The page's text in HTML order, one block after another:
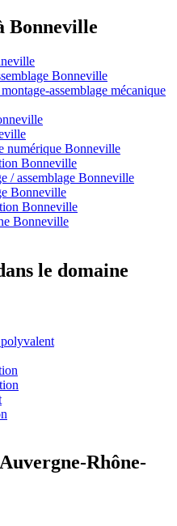
Bonneville
Bonneville
assemblage mécanique
numérique Bonneville
Bonneville
/ assemblage Bonneville
Bonneville
Bonneville
Bonneville
le domaine
Rhône-